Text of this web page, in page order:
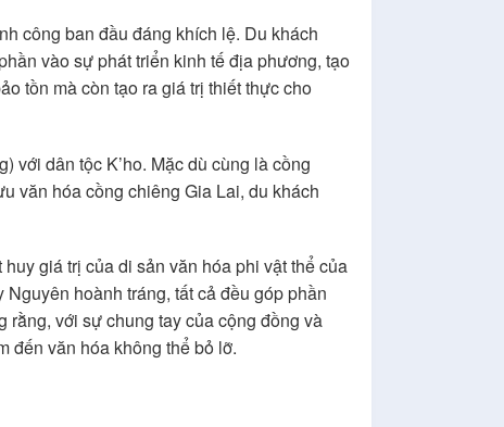
công ban đầu đáng khích lệ. Du khách
vào sự phát triển kinh tế địa phương, tạo
tồn mà còn tạo ra giá trị thiết thực cho
với dân tộc K’ho. Mặc dù cùng là cồng
văn hóa cồng chiêng Gia Lai, du khách
giá trị của di sản văn hóa phi vật thể của
hoành tráng, tất cả đều góp phần
rằng, với sự chung tay của cộng đồng và
đến văn hóa không thể bỏ lỡ.